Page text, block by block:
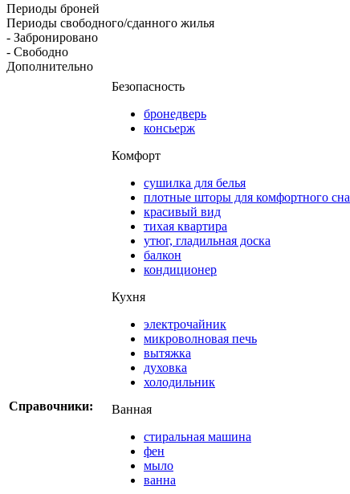
Периоды броней
Периоды свободного/сданного жилья
- Забронировано
- Свободно
Дополнительно
Справочники:
Безопасность
бронедверь
консьерж
Комфорт
сушилка для белья
плотные шторы для комфортного сна
красивый вид
тихая квартира
утюг, гладильная доска
балкон
кондиционер
Кухня
электрочайник
микроволновая печь
вытяжка
духовка
холодильник
Ванная
стиральная машина
фен
мыло
ванна